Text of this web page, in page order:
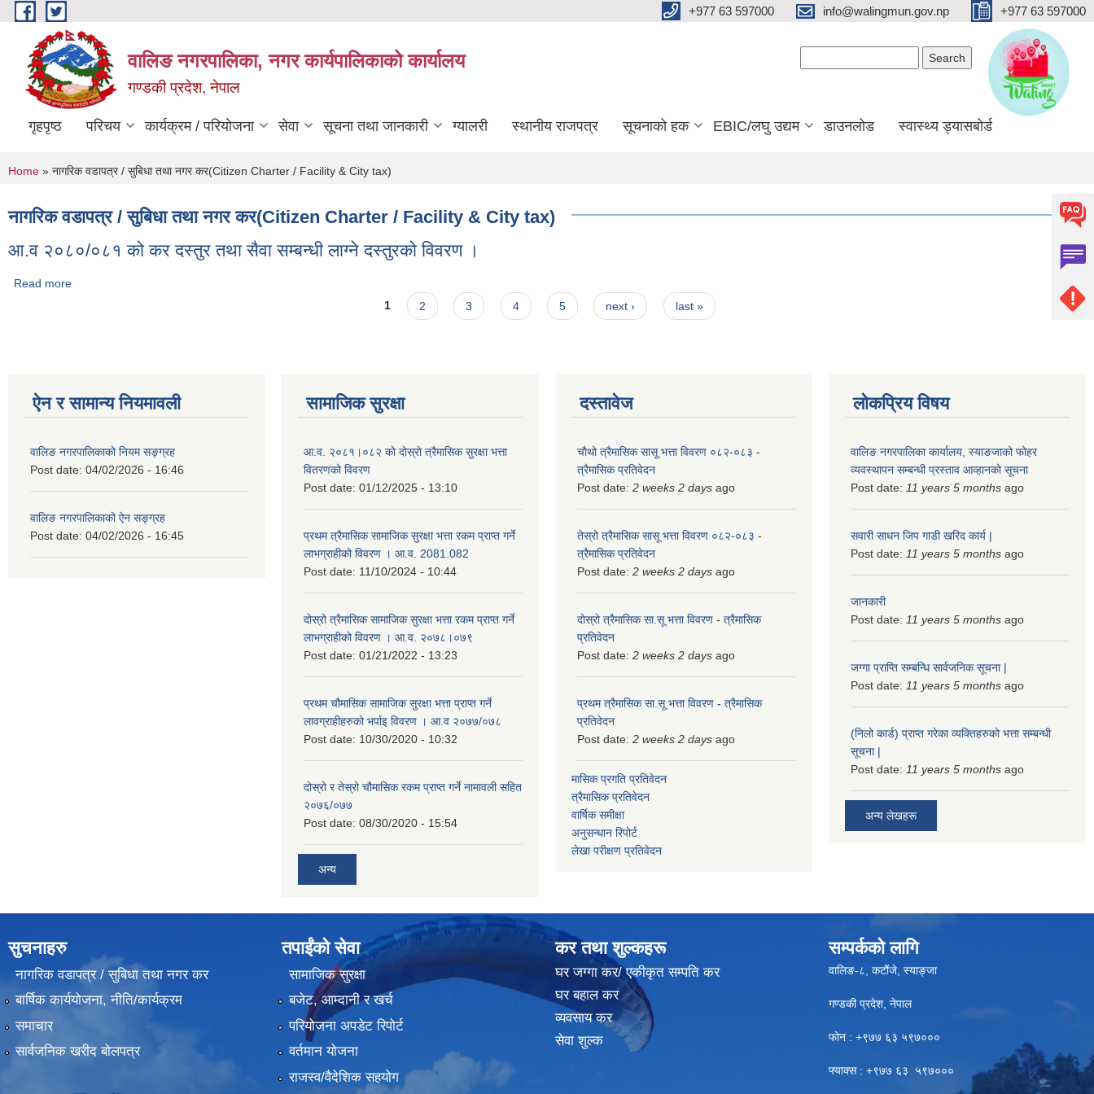
Skip to main content +977 63 597000 info@walingmun.gov.np +977 63 597000
वालिङ नगरपालिका, नगर कार्यपालिकाको कार्यालय
गण्डकी प्रदेश, नेपाल
गृहपृष्ठ परिचय कार्यक्रम / परियोजना सेवा सूचना तथा जानकारी ग्यालरी स्थानीय राजपत्र सूचनाको हक EBIC/लघु उद्यम डाउनलोड स्वास्थ्य ड्यासबोर्ड
You are here
Home » नागरिक वडापत्र / सुबिधा तथा नगर कर(Citizen Charter / Facility & City tax)
नागरिक वडापत्र / सुबिधा तथा नगर कर(Citizen Charter / Facility & City tax)
आ.व २०८०/०८१ को कर दस्तुर तथा सैवा सम्बन्धी लाग्ने दस्तुरको विवरण ।
Read more
1 2 3 4 5 next › last »
ऐन र सामान्य नियमावली
वालिङ नगरपालिकाको नियम सङ्ग्रह
Post date: 04/02/2026 - 16:46
वालिङ नगरपालिकाको ऐन सङ्ग्रह
Post date: 04/02/2026 - 16:45
सामाजिक सुरक्षा
आ.व. २०८१।०८२ को दोस्रो त्रैमासिक सुरक्षा भत्ता
वितरणको विवरण
Post date: 01/12/2025 - 13:10
प्रथम त्रैमासिक सामाजिक सुरक्षा भत्ता रकम प्राप्त गर्ने
लाभग्राहीको विवरण । आ.व. 2081.082
Post date: 11/10/2024 - 10:44
दोस्रो त्रैमासिक सामाजिक सुरक्षा भत्ता रकम प्राप्त गर्ने
लाभग्राहीको विवरण । आ.व. २०७८।०७९
Post date: 01/21/2022 - 13:23
प्रथम चौमासिक सामाजिक सुरक्षा भत्ता प्राप्त गर्ने
लावग्राहीहरुको भर्पाइ विवरण । आ.व २०७७/०७८
Post date: 10/30/2020 - 10:32
दोस्रो र तेस्रो चौमासिक रकम प्राप्त गर्ने नामावली सहित
२०७६/०७७
Post date: 08/30/2020 - 15:54
अन्य
दस्तावेज
चौथो त्रैमासिक सासू भत्ता विवरण ०८२-०८३ -
त्रैमासिक प्रतिवेदन
Post date: 2 weeks 2 days ago
तेस्रो त्रैमासिक सासू भत्ता विवरण ०८२-०८३ -
त्रैमासिक प्रतिवेदन
Post date: 2 weeks 2 days ago
दोस्रो त्रैमासिक सा.सू भत्ता विवरण - त्रैमासिक
प्रतिवेदन
Post date: 2 weeks 2 days ago
प्रथम त्रैमासिक सा.सू भत्ता विवरण - त्रैमासिक
प्रतिवेदन
Post date: 2 weeks 2 days ago
मासिक प्रगति प्रतिवेदन
त्रैमासिक प्रतिवेदन
वार्षिक समीक्षा
अनुसन्धान रिपोर्ट
लेखा परीक्षण प्रतिवेदन
लोकप्रिय विषय
वालिङ नगरपालिका कार्यालय, स्याङजाको फोहर
व्यवस्थापन सम्बन्धी प्रस्ताव आव्हानको सूचना
Post date: 11 years 5 months ago
सवारी साधन जिप गाडी खरिद कार्य |
Post date: 11 years 5 months ago
जानकारी
Post date: 11 years 5 months ago
जग्गा प्राप्ति सम्बन्धि सार्वजनिक सूचना |
Post date: 11 years 5 months ago
(निलो कार्ड) प्राप्त गरेका व्यक्तिहरुको भत्ता सम्बन्धी
सूचना |
Post date: 11 years 5 months ago
अन्य लेखहरू
सुचनाहरु
नागरिक वडापत्र / सुबिधा तथा नगर कर
बार्षिक कार्ययोजना, नीति/कार्यक्रम
समाचार
सार्वजनिक खरीद बोलपत्र
तपाईंको सेवा
सामाजिक सुरक्षा
बजेट, आम्दानी र खर्च
परियोजना अपडेट रिपोर्ट
वर्तमान योजना
राजस्व/वैदेशिक सहयोग
कर तथा शुल्कहरू
घर जग्गा कर/ एकीकृत सम्पति कर
घर बहाल कर
व्यवसाय कर
सेवा शुल्क
सम्पर्कको लागि
वालिङ-८, कटौंजे, स्याङ्जा
गण्डकी प्रदेश, नेपाल
फोन : +९७७ ६३ ५९७०००
फ्याक्स : +९७७ ६३ ५९७०००